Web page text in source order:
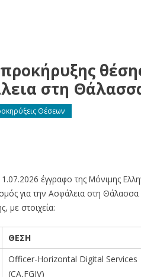
στη
Θέσεων
έγγραφο της Μόνιμης
για την Ασφάλεια στη
με στοιχεία:
ΘΕΣΗ
Officer-Horizontal Digital Services
(CΑ,FGIV)